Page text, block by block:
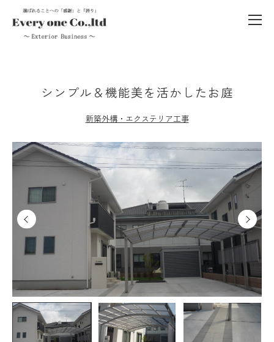
シンプル＆機能美を活かしたお庭
新築外構・エクステリア工事